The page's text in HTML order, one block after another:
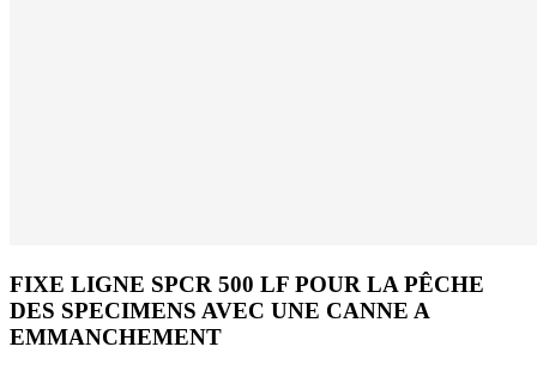
FIXE LIGNE SPCR 500 LF POUR LA PÊCHE
DES SPECIMENS AVEC UNE CANNE A
EMMANCHEMENT